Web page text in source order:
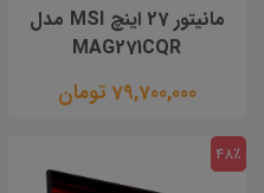
مانیتور 27 اینچ MSI مدل
MAG271CQR
79,700,000 تومان
48٪